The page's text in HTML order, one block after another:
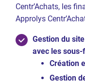
Centr’Achats, les
Approlys
Gestion du
avec les
Création
Gestion